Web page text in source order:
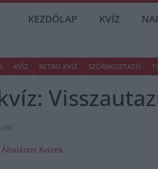
KEZDŐLAP KVÍZ
KVÍZ RETRO KVÍZ SZÓRAKOZTATÓ
Általános Kvízek